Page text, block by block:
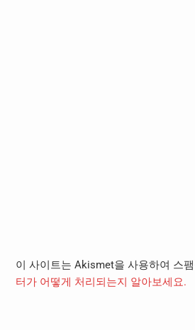
이 사이트는 Akismet을 사용하여 스
터가 어떻게 처리되는지 알아보세요.